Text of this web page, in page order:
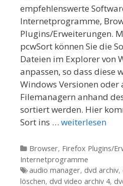
empfehlenswerte
Internetprogramme,
Plugins/Erweiterungen.
pcwSort können Sie die
Dateien im Explorer von
anpassen, so dass diese
Windows Versionen oder
Filemanagern anhand
sortiert werden. Hier
Sort ins … weiterlesen
Kategorien
Browser, Firefox Plugins/
Internetprogramme
Tags
audio manager, dvd archiv,
löschen, dvd video archiv 4,